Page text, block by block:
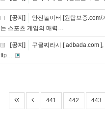
[공지]
안전놀이터 [원탑보증
는 스포츠 게임의 매력…
[공지]
구글찌라시 [ adbada.com
ttp…
441 442 443